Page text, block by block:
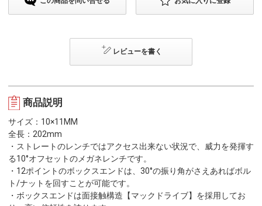
レビューを書く
商品説明
サイズ：10×11MM
全長：202mm
・ストレートのレンチではアクセス出来ない状況で、威力を発揮す
る10°オフセットのメガネレンチです。
・12ポイントのボックスエンドは、30°の振り角がさえあればボル
ト/ナットを回すことが可能です。
・ボックスエンドは面接触構造【マックドライブ】を採用してお